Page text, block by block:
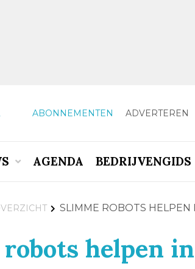
ABONNEMENTEN ADVERTEREN
AGENDA BEDRIJVENGIDS
SLIMME ROBOTS HELPEN
helpen